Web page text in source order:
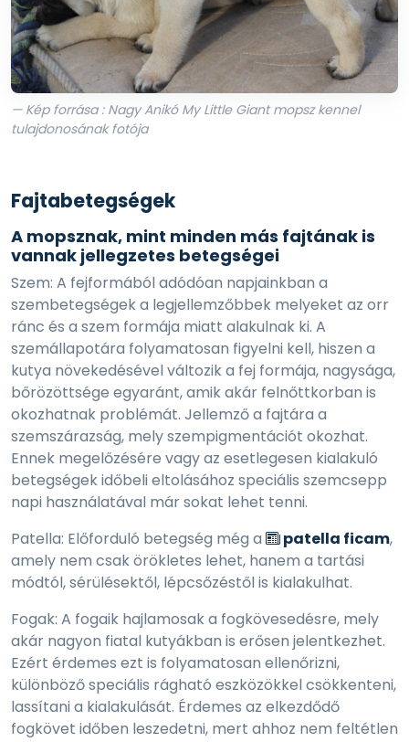
— Kép forrása : Nagy Anikó My Little Giant mopsz kennel
tulajdonosának fotója
Fajtabetegségek
A mopsznak, mint minden más fajtának is
vannak jellegzetes betegségei
Szem: A fejformából adódóan napjainkban a
szembetegségek a legjellemzőbbek melyeket az orr
ránc és a szem formája miatt alakulnak ki. A
szemállapotára folyamatosan figyelni kell, hiszen a
kutya növekedésével változik a fej formája, nagysága,
bőrözöttsége egyaránt, amik akár felnőttkorban is
okozhatnak problémát. Jellemző a fajtára a
szemszárazság, mely szempigmentációt okozhat.
Ennek megelőzésére vagy az esetlegesen kialakuló
betegségek időbeli eltolásához speciális szemcsepp
napi használatával már sokat lehet tenni.
Patella: Előforduló betegség még a
patella ficam,
amely nem csak örökletes lehet, hanem a tartási
módtól, sérülésektől, lépcsőzéstől is kialakulhat.
Fogak: A fogaik hajlamosak a fogkövesedésre, mely
akár nagyon fiatal kutyákban is erősen jelentkezhet.
Ezért érdemes ezt is folyamatosan ellenőrizni,
különböző speciális rágható eszközökkel csökkenteni,
lassítani a kialakulását. Érdemes az elkezdődő
fogkövet időben leszedetni, mert ahhoz nem feltétlen